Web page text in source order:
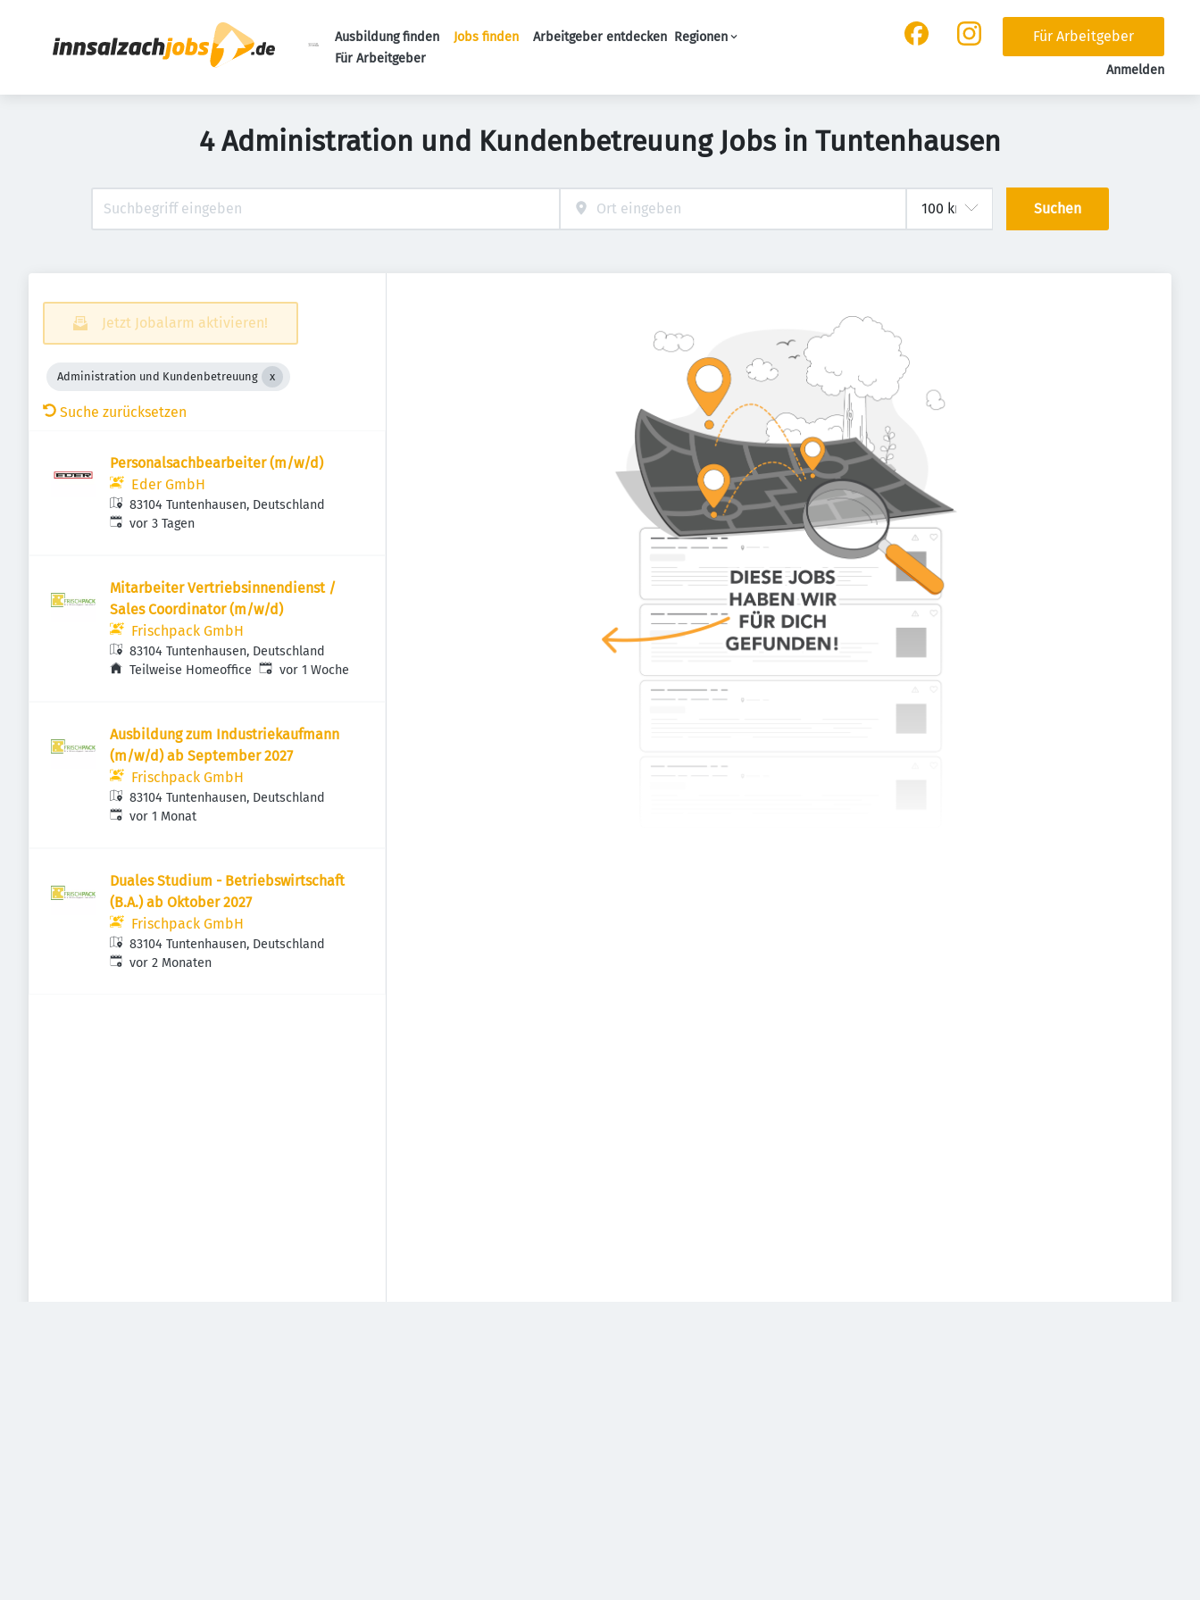
Ausbildung finden Jobs finden Arbeitgeber entdecken Regionen
Für Arbeitgeber
Für Arbeitgeber
Anmelden
4 Administration und Kundenbetreuung Jobs in Tuntenhausen
Suchen
Jetzt Jobalarm aktivieren!
Administration und Kundenbetreuung
Suche zurücksetzen
Personalsachbearbeiter (m/w/d)
Eder GmbH
83104 Tuntenhausen, Deutschland
Veröffentlicht:
vor 3 Tagen
Mitarbeiter Vertriebsinnendienst /
Sales Coordinator (m/w/d)
Frischpack GmbH
83104 Tuntenhausen, Deutschland
Teilweise Homeoffice Veröffentlicht:
vor 1 Woche
Ausbildung zum Industriekaufmann
(m/w/d) ab September 2027
Frischpack GmbH
83104 Tuntenhausen, Deutschland
Veröffentlicht:
vor 1 Monat
Duales Studium - Betriebswirtschaft
(B.A.) ab Oktober 2027
Frischpack GmbH
83104 Tuntenhausen, Deutschland
Veröffentlicht:
vor 2 Monaten